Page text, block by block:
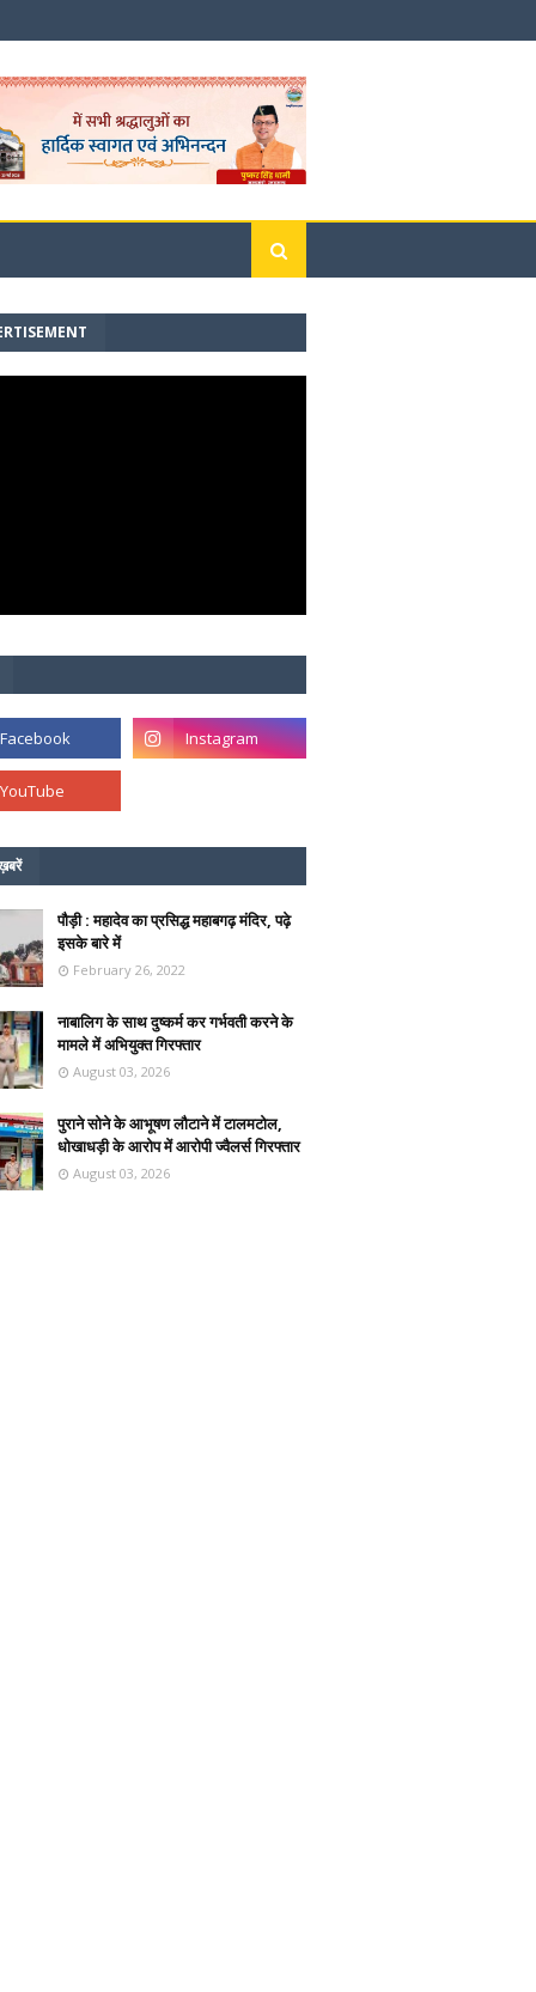
पौड़ी : महादेव का प्रसिद्ध महाबगढ़ मंदिर, पढ़े
इसके बारे में
February 26, 2022
नाबालिग के साथ दुष्कर्म कर गर्भवती करने के
मामले में अभियुक्त गिरफ्तार
August 03, 2026
पुराने सोने के आभूषण लौटाने में टालमटोल,
धोखाधड़ी के आरोप में आरोपी ज्वैलर्स गिरफ्तार
August 03, 2026